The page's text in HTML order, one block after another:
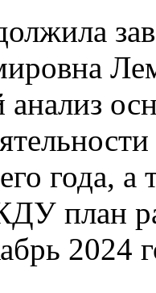
года, а
план
2024